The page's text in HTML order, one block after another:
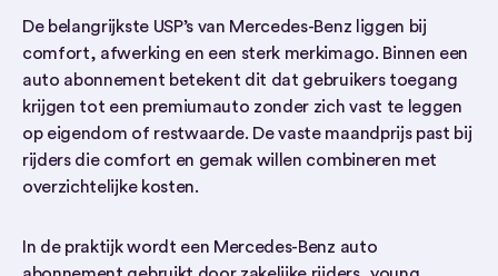
De belangrijkste USP’s van Mercedes-Benz liggen bij
comfort, afwerking en een sterk merkimago. Binnen een
auto abonnement betekent dit dat gebruikers toegang
krijgen tot een premiumauto zonder zich vast te leggen
op eigendom of restwaarde. De vaste maandprijs past bij
rijders die comfort en gemak willen combineren met
overzichtelijke kosten.
In de praktijk wordt een Mercedes-Benz auto